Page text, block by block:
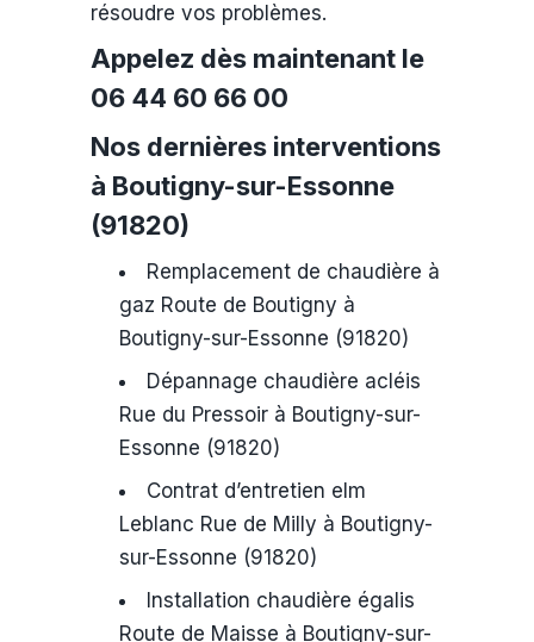
résoudre vos problèmes.
Appelez dès maintenant le
06 44 60 66 00
Nos dernières interventions
à Boutigny-sur-Essonne
(91820)
Remplacement de chaudière à
gaz Route de Boutigny à
Boutigny-sur-Essonne (91820)
Dépannage chaudière acléis
Rue du Pressoir à Boutigny-sur-
Essonne (91820)
Contrat d’entretien elm
Leblanc Rue de Milly à Boutigny-
sur-Essonne (91820)
Installation chaudière égalis
Route de Maisse à Boutigny-sur-